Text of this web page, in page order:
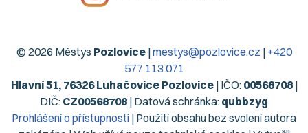
© 2026 Městys Pozlovice|mestys@pozlovice.cz | +420
577 113 071
Hlavní 51, 76326 Luhačovice Pozlovice| IČO: 00568708|
DIČ: CZ00568708 | Datová schránka: qubbzyg
Prohlášení o přístupnosti | Použití obsahu bez svolení autora